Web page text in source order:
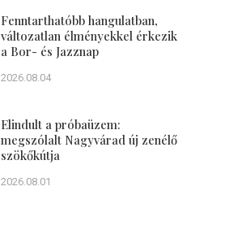
Fenntarthatóbb hangulatban,
változatlan élményekkel érkezik
a Bor- és Jazznap
2026.08.04
Elindult a próbaüzem:
megszólalt Nagyvárad új zenélő
szökőkútja
2026.08.01